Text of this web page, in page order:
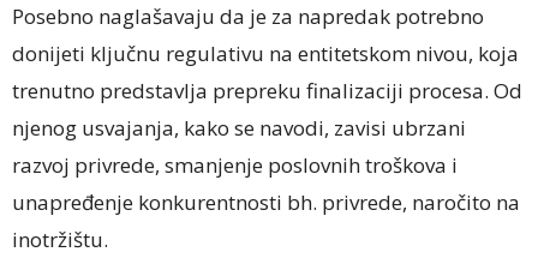
Posebno naglašavaju da je za napredak potrebno
donijeti ključnu regulativu na entitetskom nivou, koja
trenutno predstavlja prepreku finalizaciji procesa. Od
njenog usvajanja, kako se navodi, zavisi ubrzani
razvoj privrede, smanjenje poslovnih troškova i
unapređenje konkurentnosti bh. privrede, naročito na
inotržištu.